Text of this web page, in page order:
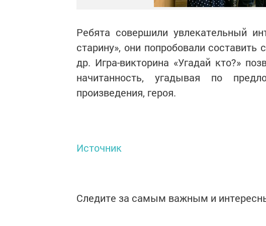
Ребята совершили увлекательный
старину», они попробовали составить
др. Игра-викторина «Угадай кто?»
начитанность, угадывая по
произведения, героя.
Источник
Следите за самым важным и